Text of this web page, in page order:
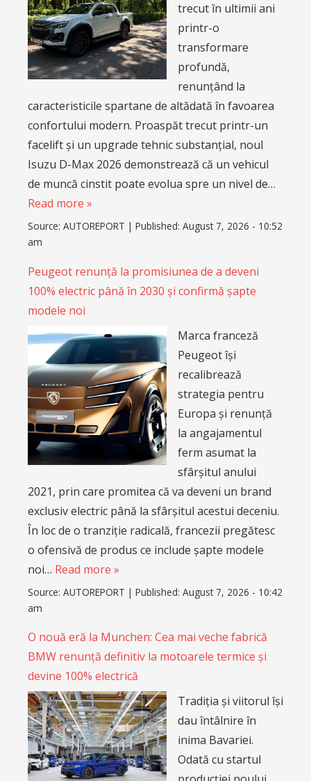
trecut în ultimii ani
printr-o
transformare
profundă,
renunțând la
caracteristicile spartane de altădată în favoarea
confortului modern. Proaspăt trecut printr-un
facelift și un upgrade tehnic substanțial, noul
Isuzu D-Max 2026 demonstrează că un vehicul
de muncă cinstit poate evolua spre un nivel de…
Read more »
Source: AUTOREPORT | Published: August 7, 2026 - 10:52
am
Peugeot renunță la promisiunea de a deveni
100% electric până în 2030 și confirmă șapte
modele noi
Marca franceză
Peugeot își
recalibrează
strategia pentru
Europa și renunță
la angajamentul
ferm asumat la
sfârșitul anului
2021, prin care promitea că va deveni un brand
exclusiv electric până la sfârșitul acestui deceniu.
În loc de o tranziție radicală, francezii pregătesc
o ofensivă de produs ce include șapte modele
noi… Read more »
Source: AUTOREPORT | Published: August 7, 2026 - 10:42
am
O nouă eră la Munchen: Cea mai veche fabrică
BMW renunță definitiv la motoarele termice și
devine 100% electrică
Tradiția și viitorul își
dau întâlnire în
inima Bavariei.
Odată cu startul